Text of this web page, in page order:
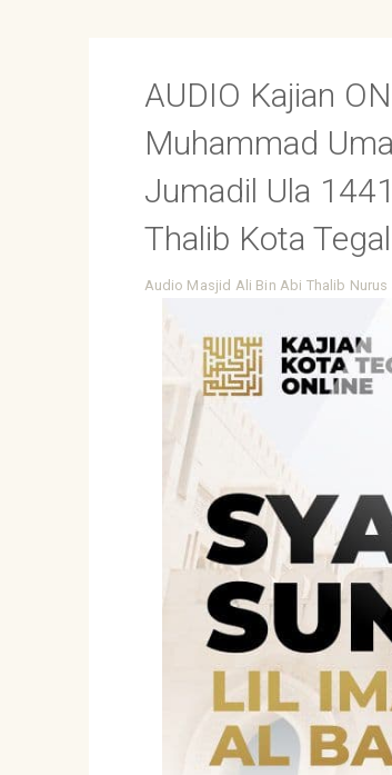
AUDIO Kajian
Muhammad
Jumadil Ula
Thalib Kota
Audio Masjid Ali Bin Abi Thalib Nurus